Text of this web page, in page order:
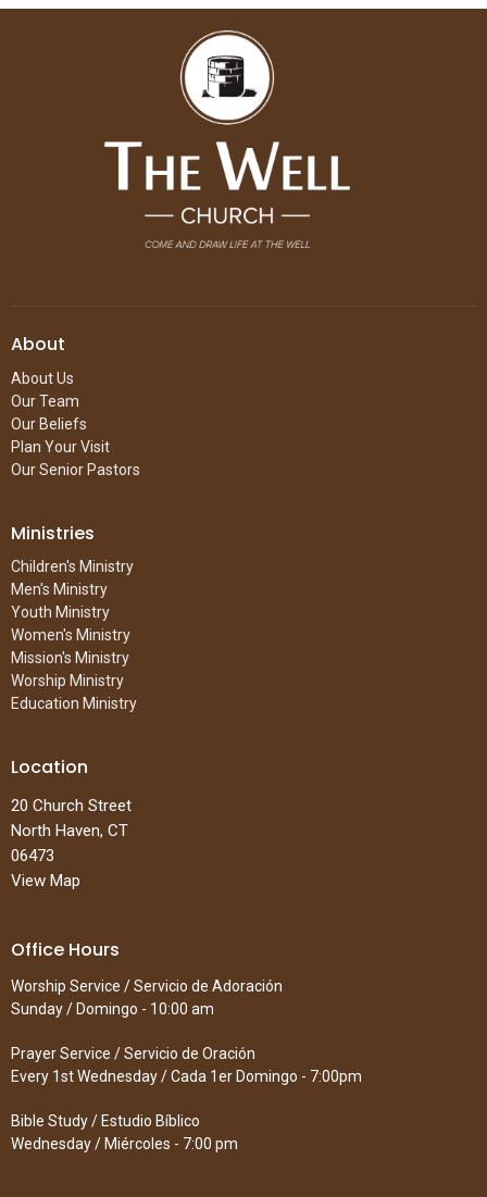
About
About Us
Our Team
Our Beliefs
Plan Your Visit
Our Senior Pastors
Ministries
Children's Ministry
Men's Ministry
Youth Ministry
Women's Ministry
Mission's Ministry
Worship Ministry
Education Ministry
Location
20 Church Street
North Haven, CT
06473
View Map
Office Hours
Worship Service / Servicio de Adoración
Sunday / Domingo - 10:00 am
Prayer Service / Servicio de Oración
Every 1st Wednesday / Cada 1er Domingo - 7:00pm
Bible Study / Estudio Bíblico
Wednesday / Miércoles - 7:00 pm